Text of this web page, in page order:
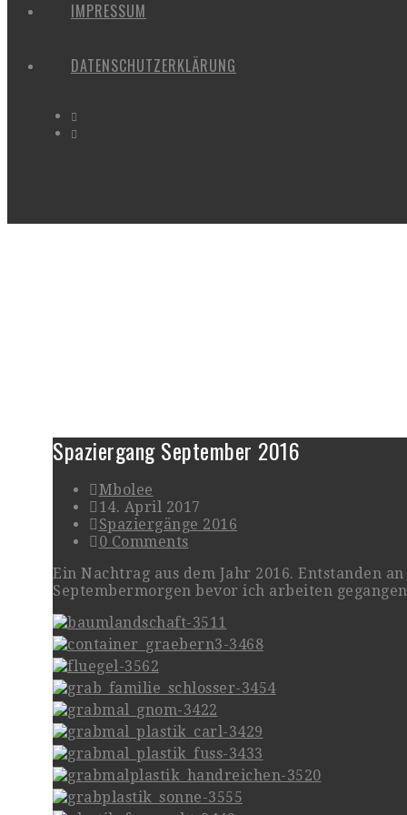
IMPRESSUM
DATENSCHUTZERKLÄRUNG
Spaziergang September 2016
Mbolee
14. April 2017
Spaziergänge 2016
0 Comments
Ein Nachtrag aus dem Jahr 2016. Entstanden
Septembermorgen bevor ich arbeiten